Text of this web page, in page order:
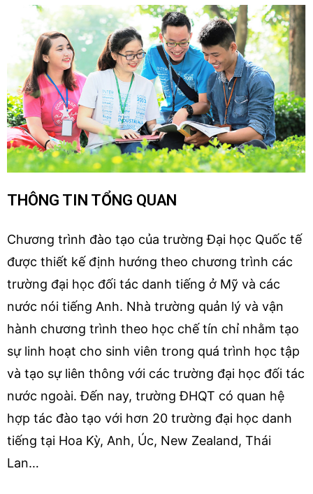
THÔNG TIN TỔNG QUAN
Chương trình đào tạo của trường Đại học Quốc tế
được thiết kế định hướng theo chương trình các
trường đại học đối tác danh tiếng ở Mỹ và các
nước nói tiếng Anh. Nhà trường quản lý và vận
hành chương trình theo học chế tín chỉ nhằm tạo
sự linh hoạt cho sinh viên trong quá trình học tập
và tạo sự liên thông với các trường đại học đối tác
nước ngoài. Đến nay, trường ĐHQT có quan hệ
hợp tác đào tạo với hơn 20 trường đại học danh
tiếng tại Hoa Kỳ, Anh, Úc, New Zealand, Thái
Lan…